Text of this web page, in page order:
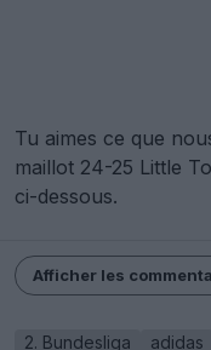
Tu aimes ce que
maillot 24-25 Little
ci-dessous.
Afficher les
2. Bundesliga adidas